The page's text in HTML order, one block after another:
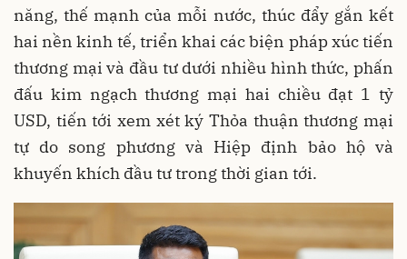
năng, thế mạnh của mỗi nước, thúc đẩy gắn kết
hai nền kinh tế, triển khai các biện pháp xúc tiến
thương mại và đầu tư dưới nhiều hình thức, phấn
đấu kim ngạch thương mại hai chiều đạt 1 tỷ
USD, tiến tới xem xét ký Thỏa thuận thương mại
tự do song phương và Hiệp định bảo hộ và
khuyến khích đầu tư trong thời gian tới.